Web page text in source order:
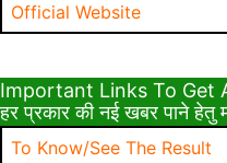
Official Website
Important Links To Get
हर प्रकार की नई खबर पाने हेतु
To Know/See The Result